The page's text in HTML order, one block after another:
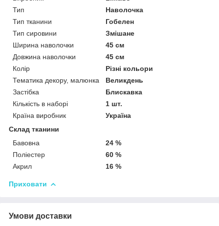
Тип
Наволочка
Тип тканини
Гобелен
Тип сировини
Змішане
Ширина наволочки
45 см
Довжина наволочки
45 см
Колір
Різні кольори
Тематика декору, малюнка
Великдень
Застібка
Блискавка
Кількість в наборі
1 шт.
Країна виробник
Україна
Склад тканини
Бавовна
24 %
Поліестер
60 %
Акрил
16 %
Приховати
Умови доставки